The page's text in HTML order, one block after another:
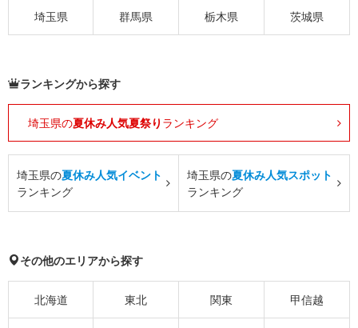
埼玉県 群馬県 栃木県 茨城県
ランキングから探す
埼玉県の夏休み人気夏祭り ランキング
埼玉県の夏休み人気イベント
ランキング
埼玉県の夏休み人気スポット
ランキング
その他のエリアから探す
北海道 東北 関東 甲信越